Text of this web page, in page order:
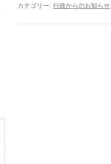
カテゴリー: 行政からのお知らせ